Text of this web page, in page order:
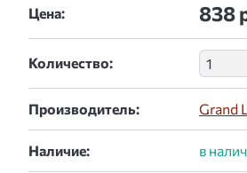
Цена: 838
Количество:
Производитель: Grand
Наличие: